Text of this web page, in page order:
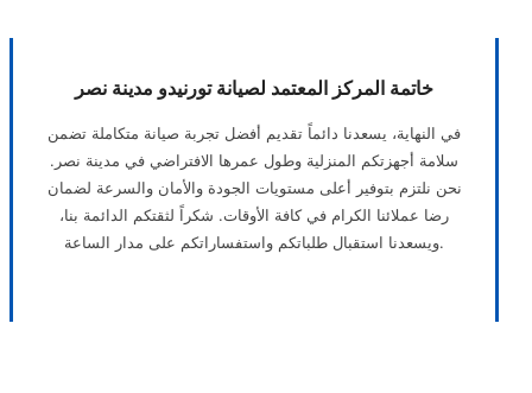
خاتمة المركز المعتمد لصيانة تورنيدو مدينة نصر
في النهاية، يسعدنا دائماً تقديم أفضل تجربة صيانة متكاملة تضمن
سلامة أجهزتكم المنزلية وطول عمرها الافتراضي في مدينة نصر.
نحن نلتزم بتوفير أعلى مستويات الجودة والأمان والسرعة لضمان
رضا عملائنا الكرام في كافة الأوقات. شكراً لثقتكم الدائمة بنا،
ويسعدنا استقبال طلباتكم واستفساراتكم على مدار الساعة.